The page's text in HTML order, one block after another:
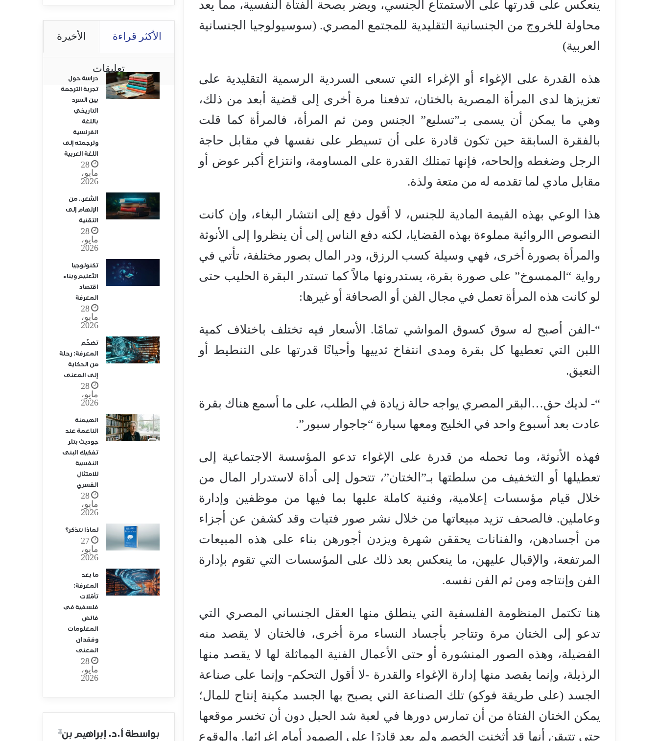
ينعكس على قدرتها على الاستمتاع الجنسي، ويضر بصحة الفتاة النفسية، مما يعد
محاولة للخروج من الجنسانية التقليدية للمجتمع المصري. (سوسيولوجيا الجنسانية
العربية)
هذه القدرة على الإغواء أو الإغراء التي تسعى السردية الرسمية التقليدية على
تعزيزها لدى المرأة المصرية بالختان، تدفعنا مرة أخرى إلى قضية أبعد من ذلك،
وهي ما يمكن أن يسمى بـ”تسليع” الجنس ومن ثم المرأة، فالمرأة كما قلت
بالفقرة السابقة حين تكون قادرة على أن تسيطر على نفسها في مقابل حاجة
الرجل وضغطه وإلحاحه، فإنها تمتلك القدرة على المساومة، وانتزاع أكبر عوض أو
مقابل مادي لما تقدمه له من متعة ولذة.
هذا الوعي بهذه القيمة المادية للجنس، لا أقول دفع إلى انتشار البغاء، وإن كانت
النصوص االروائية مملوءة بهذه القضايا، لكنه دفع الناس إلى أن ينظروا إلى الأنوثة
والمرأة بصورة أخرى، فهي وسيلة كسب الرزق، ودر المال بصور مختلفة، تأتي في
رواية “الممسوخ” على صورة بقرة، يستدرونها مالاً كما تستدر البقرة الحليب حتى
لو كانت هذه المرأة تعمل في مجال الفن أو الصحافة أو غيرها:
“-الفن أصبح له سوق كسوق المواشي تمامًا. الأسعار فيه تختلف باختلاف كمية
اللبن التي تعطيها كل بقرة ومدى انتفاخ ثدييها وأحيانًا قدرتها على التنطيط أو
النعيق.
“- لديك حق…البقر المصري يواجه حالة زيادة في الطلب، على ما أسمع هناك بقرة
عادت بعد أسبوع واحد في الخليج ومعها سيارة “جاجوار سبور”.
فهذه الأنوثة، وما تحمله من قدرة على الإغواء تدعو المؤسسة الاجتماعية إلى
تعطيلها أو التخفيف من سلطتها بـ”الختان”، تتحول إلى أداة لاستدرار المال من
خلال قيام مؤسسات إعلامية، وفنية كاملة عليها بما فيها من موظفين وإدارة
وعاملين. فالصحف تزيد مبيعاتها من خلال نشر صور فتيات وقد كشفن عن أجزاء
من أجسادهن، والفنانات يحققن شهرة ويزدن أجورهن بناء على هذه المبيعات
المرتفعة، والإقبال عليهن، ما ينعكس بعد ذلك على المؤسسات التي تقوم بإدارة
الفن وإنتاجه ومن ثم الفن نفسه.
هنا تكتمل المنظومة الفلسفية التي ينطلق منها العقل الجنساني المصري التي
تدعو إلى الختان مرة وتتاجر بأجساد النساء مرة أخرى، فالختان لا يقصد منه
الفضيلة، وهذه الصور المنشورة أو حتى الأعمال الفنية المماثلة لها لا يقصد منها
الرذيلة، وإنما يقصد منها إدارة الإغواء والقدرة -لا أقول التحكم- وإنما على صناعة
الجسد (على طريقة فوكو) تلك الصناعة التي يصبح بها الجسد مكينة إنتاح للمال؛
يمكن الختان الفتاة من أن تمارس دورها في لعبة شد الحبل دون أن تخسر موقعها
حتى تتيقن أنها قد أثخنت الخصم ولم يعد قادرًا على الصمود أمام إغرائها. والوقوع
الأكثر قراءة الأخيرة
تعليقات
دراسة حول
تجربة الترجمة
بين السرد
التاريخي
باللغة
الفرنسية
وترجمته إلى
اللغة العربية
28
مايو،
2026
الشعر.. من
الإلهام إلى
التقنية
28
مايو،
2026
تكنولوجيا
التّعليم وبناء
اقتصاد
المعرفة
28
مايو،
2026
تضخّم
المعرفة: رحلة
من الحكاية
إلى المعنى
28
مايو،
2026
الهيمنة
الناعمة عند
جوديث بتلر
تفكيك البنى
النفسية
للامتثال
القسري
28
مايو،
2026
لماذا نتذكر؟
27
مايو،
2026
ما بعد
المعرفة:
تأمّلات
فلسفية في
فائض
المعلومات
وفقدان
المعنى
28
مايو،
2026
بواسطة أ.د. إبراهيم بن